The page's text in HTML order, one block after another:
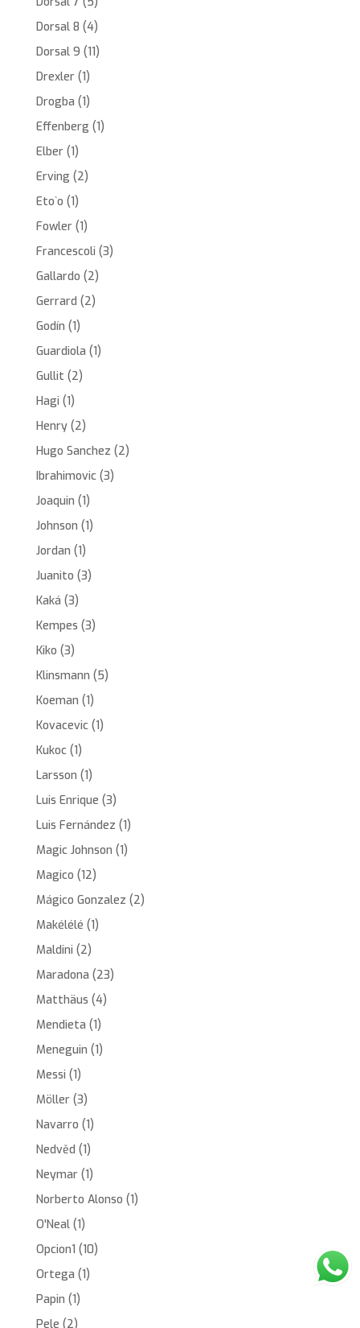
Dorsal 8 (4)
Dorsal 9 (11)
Drexler (1)
Drogba (1)
Effenberg (1)
Elber (1)
Erving (2)
Eto`o (1)
Fowler (1)
Francescoli (3)
Gallardo (2)
Gerrard (2)
Godín (1)
Guardiola (1)
Gullit (2)
Hagi (1)
Henry (2)
Hugo Sanchez (2)
Ibrahimovic (3)
Joaquin (1)
Johnson (1)
Jordan (1)
Juanito (3)
Kaká (3)
Kempes (3)
Kiko (3)
Klinsmann (5)
Koeman (1)
Kovacevic (1)
Kukoc (1)
Larsson (1)
Luis Enrique (3)
Luis Fernández (1)
Magic Johnson (1)
Magico (12)
Mágico Gonzalez (2)
Makélélé (1)
Maldini (2)
Maradona (23)
Matthäus (4)
Mendieta (1)
Meneguin (1)
Messi (1)
Möller (3)
Navarro (1)
Nedvěd (1)
Neymar (1)
Norberto Alonso (1)
O'Neal (1)
Opcion1 (10)
Ortega (1)
Papin (1)
Pele (2)